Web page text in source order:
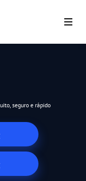
seguro e rápido